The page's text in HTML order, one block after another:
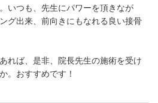
いつも、先生にパワーを頂きなが
グ出来、前向きにもなれる良い接骨
れば、是非、院長先生の施術を受け
。おすすめです！